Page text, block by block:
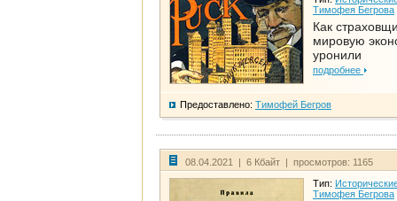
Тимофея Бегрова
Как
мировую
уронили
подробнее
Предоставлено: Тимофей Бегров
08.04.2021 | 6 Кбайт | просмотров: 1165
Тип:
Тимофея Бегрова